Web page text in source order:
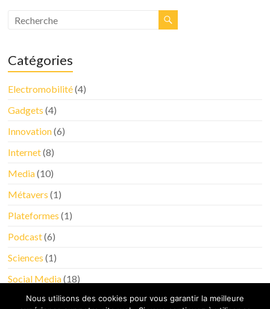
Catégories
Electromobilité(4)
Gadgets (4)
Innovation(6)
Internet(8)
Media(10)
Métavers (1)
Plateformes (1)
Podcast(6)
Sciences (1)
Social Media(18)
Tableau de bord(4)
Nous utilisons des cookies pour vous garantir la meilleure